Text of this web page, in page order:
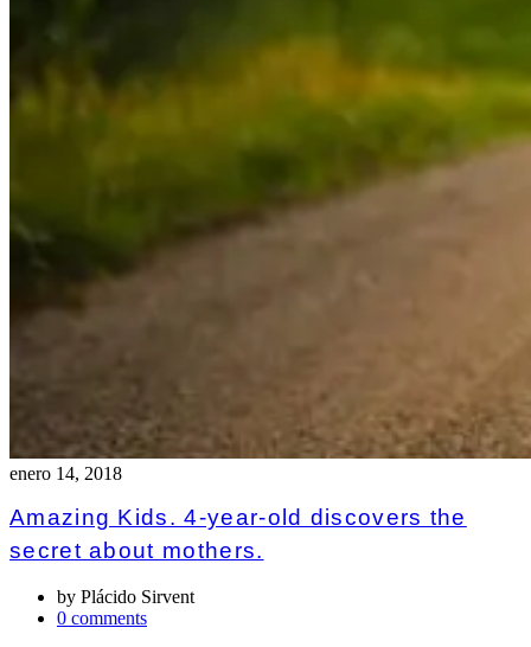
enero 14, 2018
Amazing Kids. 4-year-old discovers the
secret about mothers.
by Plácido Sirvent
0 comments